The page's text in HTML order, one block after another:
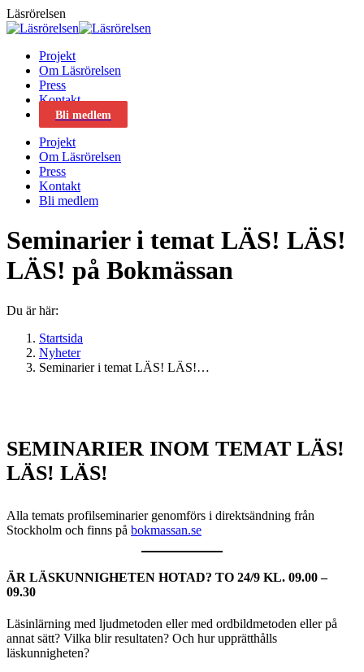
Skip
to
Läsrörelsen
Projekt
Om Läsrörelsen
Press
Kontakt
Bli medlem
Projekt
Om Läsrörelsen
Press
Kontakt
Bli medlem
Seminarier i temat LÄS! LÄS!
LÄS! på Bokmässan
Du är här:
Startsida
Nyheter
Seminarier i temat LÄS! LÄS!…
SEMINARIER INOM TEMAT LÄS!
LÄS! LÄS!
Alla temats profilseminarier genomförs i direktsändning från
Stockholm och finns på bokmassan.se
ÄR LÄSKUNNIGHETEN HOTAD? TO 24/9 KL. 09.00 –
09.30
Läsinlärning med ljudmetoden eller med ordbildmetoden eller på
annat sätt? Vilka blir resultaten? Och hur upprätthålls
läskunnigheten?